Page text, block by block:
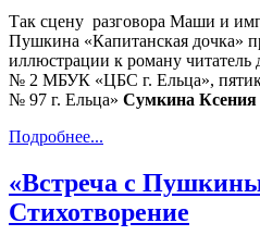
Так сцену разговора Маши и
Пушкина «Капитанская дочка»
иллюстрации к роману читатель
№ 2 МБУК «ЦБС г. Ельца»,
№ 97 г. Ельца» Сумкина Ксения
Подробнее...
«Встреча с
Стихотворение